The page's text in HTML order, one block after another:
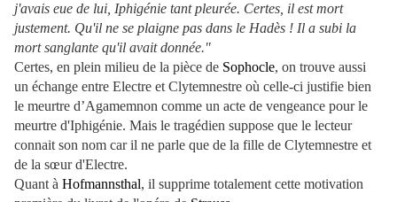
j'avais eue de lui, Iphigénie tant pleurée. Certes, il est mort
justement. Qu'il ne se plaigne pas dans le Hadès ! Il a subi la
mort sanglante qu'il avait donnée."
Certes, en plein milieu de la pièce de Sophocle, on trouve aussi
un échange entre Electre et Clytemnestre où celle-ci justifie bien
le meurtre d’Agamemnon comme un acte de vengeance pour le
meurtre d'Iphigénie. Mais le tragédien suppose que le lecteur
connait son nom car il ne parle que de la fille de Clytemnestre et
de la sœur d'Electre.
Quant à Hofmannsthal, il supprime totalement cette motivation